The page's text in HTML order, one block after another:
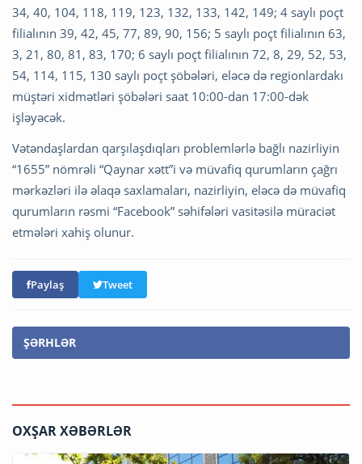
34, 40, 104, 118, 119, 123, 132, 133, 142, 149; 4 saylı poçt
filialının 39, 42, 45, 77, 89, 90, 156; 5 saylı poçt filialının 63,
3, 21, 80, 81, 83, 170; 6 saylı poçt filialının 72, 8, 29, 52, 53,
54, 114, 115, 130 saylı poçt şöbələri, eləcə də regionlardakı
müştəri xidmətləri şöbələri saat 10:00-dan 17:00-dək
işləyəcək.
Vətəndaşlardan qarşılaşdıqları problemlərlə bağlı nazirliyin
“1655” nömrəli “Qaynar xətt”i və müvafiq qurumların çağrı
mərkəzləri ilə əlaqə saxlamaları, nazirliyin, eləcə də müvafiq
qurumların rəsmi “Facebook” səhifələri vasitəsilə müraciət
etmələri xahiş olunur.
Paylaş Tweet
ŞƏRHLƏR
OXŞAR XƏBƏRLƏR